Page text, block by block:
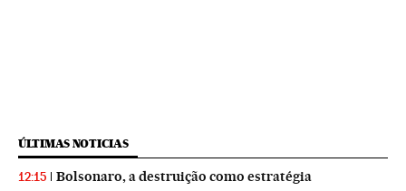
ÚLTIMAS NOTICIAS
12:15 Bolsonaro, a destruição como estratégia